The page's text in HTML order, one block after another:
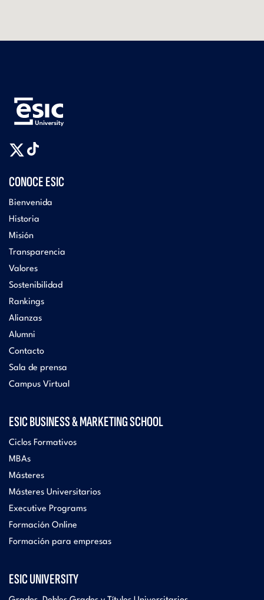
CONOCE ESIC
Bienvenida
Historia
Misión
Transparencia
Valores
Sostenibilidad
Rankings
Alianzas
Alumni
Contacto
Sala de prensa
Campus Virtual
ESIC BUSINESS & MARKETING SCHOOL
Ciclos Formativos
MBAs
Másteres
Másteres Universitarios
Executive Programs
Formación Online
Formación para empresas
ESIC UNIVERSITY